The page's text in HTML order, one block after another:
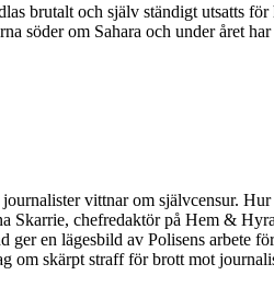
brutalt och själv ständigt utsatts
söder om Sahara och under året
vittnar om självcensur.
Skarrie, chefredaktör på Hem &
en lägesbild av Polisens arbete
om skärpt straff för brott mot